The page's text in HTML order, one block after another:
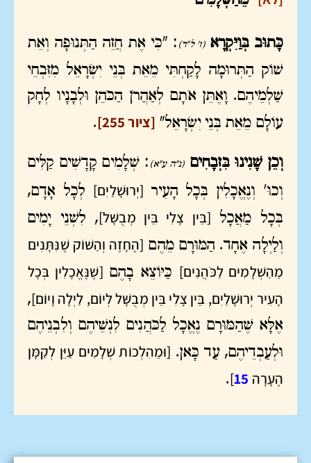
כָּתוּב בְּוַיִּקְרָא (ז' ל"ד) : "כִּי אֶת חֲזֵה הַתְּנוּפָה וְאֵת
שׁוֹק הַתְּרוּמָה לָקַחְתִּי מֵאֵת בְּנֵי יִשְׂרָאֵל מִזִּבְחֵי
שַׁלְמֵיהֶם. וָאֶתֵּן אֹתָם לְאַהֲרֹן הַכֹּהֵן וּלְבָנָיו לְחָק
עוֹלָם מֵאֵת בְּנֵי יִשְׂרָאֵל" [ציור 255]
.
וְכֵן שָׁנִינוּ בִּזְבָחִים (נ"ה ע"א) : שְׁלָמִים קָדָשִׁים קַלִּים
וְכוּ' וְנֶאֱכָלִין בְּכָל הָעִיר [יְרוּשָׁלַיִם] לְכָל אָדָם,
בְּכָל מַאֲכָל [בֵּין צָלִי בֵּין מְבֻשָּׁל], לִשְׁנֵי יָמִים
וְלַיְלָה אֶחָד. הַמּוּרָם מֵהֶם [הֶחָזֶה וְהַשּׁוֹק שֶׁנִּתָּנִים
מֵהַשְּׁלָמִים לַכֹּהֲנִים] כַּיּוֹצֵא בָהֶם [שֶׁנֶּאֱכָלִין בְּכָל
הָעִיר יְרוּשָׁלַיִם, בֵּין צָלִי בֵּין מְבֻשָּׁל לְיוֹם, לַיְלָה וָיוֹם],
אֶלָּא שֶׁהַמּוּרָם נֶאֱכָל לַכֹּהֲנִים לִנְשֵׁיהֶם וְלִבְנֵיהֶם
וּלְעַבְדֵיהֶם, עַד כָּאן. [וּמֵהִלְכוֹת שְׁלָמִים עַיֵּן לְקַמָּן
הֶעָרָה 15
]
.